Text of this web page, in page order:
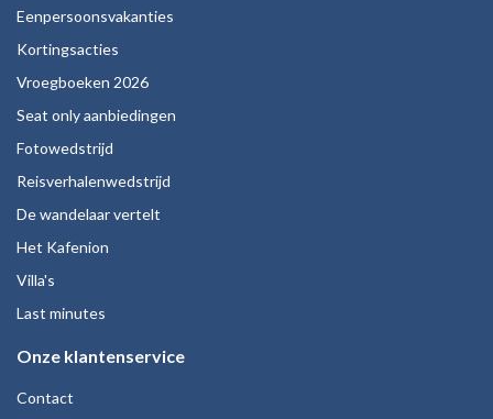
Eenpersoonsvakanties
Kortingsacties
Vroegboeken 2026
Seat only aanbiedingen
Fotowedstrijd
Reisverhalenwedstrijd
De wandelaar vertelt
Het Kafenion
Villa's
Last minutes
Onze klantenservice
Contact